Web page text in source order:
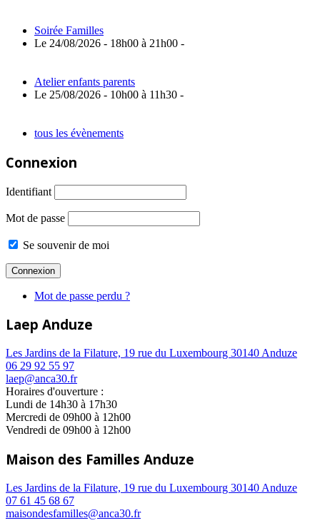
Soirée Familles
Le 24/08/2026 - 18h00 à 21h00 -
Atelier enfants parents
Le 25/08/2026 - 10h00 à 11h30 -
tous les évènements
Connexion
Identifiant
Mot de passe
Se souvenir de moi
Mot de passe perdu ?
Laep Anduze
Les Jardins de la Filature, 19 rue du Luxembourg 30140 Anduze
06 29 92 55 97
laep@anca30.fr
Horaires d'ouverture :
Lundi de 14h30 à 17h30
Mercredi de 09h00 à 12h00
Vendredi de 09h00 à 12h00
Maison des Familles Anduze
Les Jardins de la Filature, 19 rue du Luxembourg 30140 Anduze
07 61 45 68 67
maisondesfamilles@anca30.fr